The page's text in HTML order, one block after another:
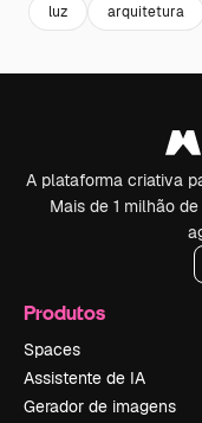
luz arquitetura
A plataforma criativa
Mais de 1 milhão
Produtos
Spaces
Assistente de IA
Gerador de imagens